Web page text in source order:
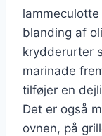
blanding af
krydderurter
marinade
tilføjer en
Det er også
ovnen, på